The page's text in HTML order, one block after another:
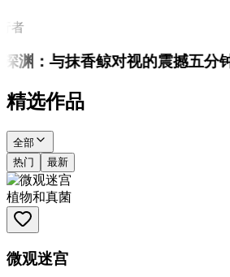
者
渊：与抹香鲸对视的震撼五分钟
精选作品
全部
热门
最新
植物和真菌
微观迷宫